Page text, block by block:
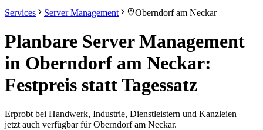
Services Server Management Oberndorf am Neckar
Planbare Server Management
in Oberndorf am Neckar:
Festpreis statt Tagessatz
Erprobt bei Handwerk, Industrie, Dienstleistern und Kanzleien –
jetzt auch verfügbar für Oberndorf am Neckar.